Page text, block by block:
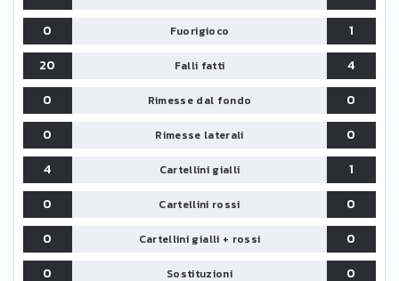
0
Fuorigioco
1
20
Falli fatti
4
0
Rimesse dal fondo
0
0
Rimesse laterali
0
4
Cartellini gialli
1
0
Cartellini rossi
0
0
Cartellini gialli + rossi
0
0
Sostituzioni 0